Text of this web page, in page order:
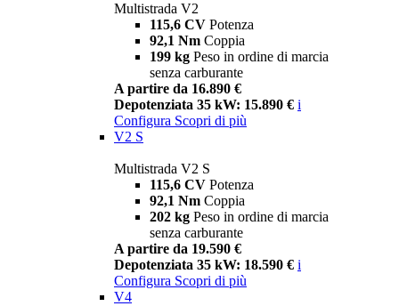
Multistrada V2
115,6 CV Potenza
92,1 Nm Coppia
199 kg Peso in ordine di marcia
senza carburante
A partire da 16.890 €
Depotenziata 35 kW: 15.890 € i
Configura Scopri di più
V2 S
Multistrada V2 S
115,6 CV Potenza
92,1 Nm Coppia
202 kg Peso in ordine di marcia
senza carburante
A partire da 19.590 €
Depotenziata 35 kW: 18.590 € i
Configura Scopri di più
V4